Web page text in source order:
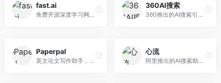
fast.ai
免费开源深度学习网站，专注于实用AI教学。面向开发者，提供免费深度学习课程、实战项目、代码库等资源，学习门槛低。
360AI搜索
360推出的AI搜索引擎，专注于安全智能搜索。面向普通用户，提供智能问答、网页搜索、内容整理等服务，安全防护能力强。
Paperpal
英文论文写作助手，专注于学术英语润色。面向需要发表国际期刊的研究者，提供语法检查、学术表达优化、格式规范等服务，英语表达地道专业。
心流
阿里推出的AI搜索助手，专注于智能信息获取。面向普通用户，提供智能搜索、内容整理、知识问答等服务，与阿里生态深度整合。